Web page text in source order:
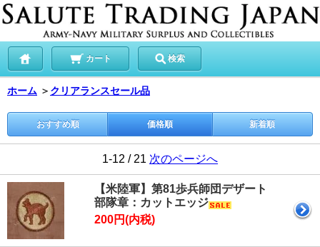
カート 検索
ホーム ＞ クリアランスセール品
おすすめ順 価格順 新着順
1-12 / 21 次のページへ
【米陸軍】第81歩兵師団デザート
部隊章：カットエッジ
200円(内税)